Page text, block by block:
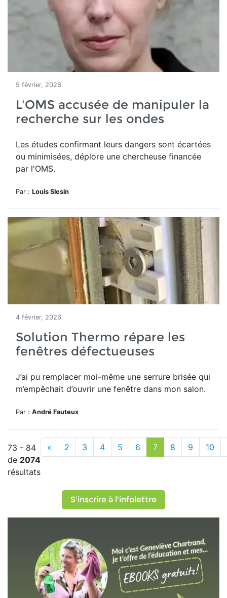
5 février, 2026
L'OMS accusée de manipuler la
recherche sur les ondes
Les études confirmant leurs dangers sont écartées
ou minimisées, déplore une chercheuse financée
par l'OMS.
Par : Louis Slesin
4 février, 2026
Solution Thermo répare les
fenêtres défectueuses
J’ai pu remplacer moi-même une serrure brisée qui
m’empêchait d’ouvrir une fenêtre dans mon salon.
Par : André Fauteux
73 - 84
de 2074
résultats
« 2 3 4 5 6 7 8 9 10
S'inscrire à l'infolettre